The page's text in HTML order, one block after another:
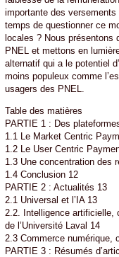
importante des versements
temps de questionner ce
locales ? Nous
PNEL et mettons en
alternatif qui a le potentiel
moins populeux comme
usagers des PNEL.
Table des matières
PARTIE 1 : Des
1.1 Le Market Centric
1.2 Le User Centric
1.3 Une concentration des
1.4 Conclusion 12
PARTIE 2 : Actualités 13
2.1 Universal et l’IA 13
2.2. Intelligence artificielle,
de l’Université Laval 14
2.3 Commerce numérique,
PARTIE 3 : Résumés